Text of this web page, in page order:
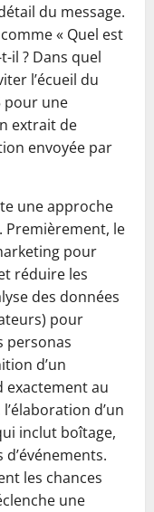
du message.
« Quel est
il ? Dans quel
l’écueil du
pour une
extrait de
envoyée par
une approche
Premièrement, le
pour
réduire les
des données
pour
personas
d’un
exactement au
d’un
inclut boîtage,
les chances
une